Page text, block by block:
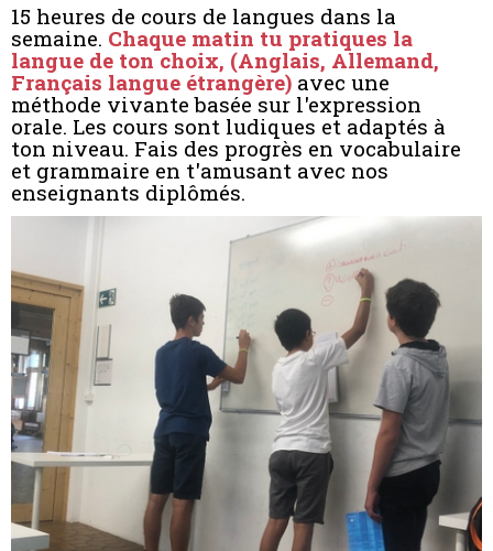
15 heures de cours de langues dans la
semaine. Chaque matin tu pratiques la
langue de ton choix, (Anglais, Allemand,
Français langue étrangère) avec une
méthode vivante basée sur l'expression
orale. Les cours sont ludiques et adaptés à
ton niveau. Fais des progrès en vocabulaire
et grammaire en t'amusant avec nos
enseignants diplômés.